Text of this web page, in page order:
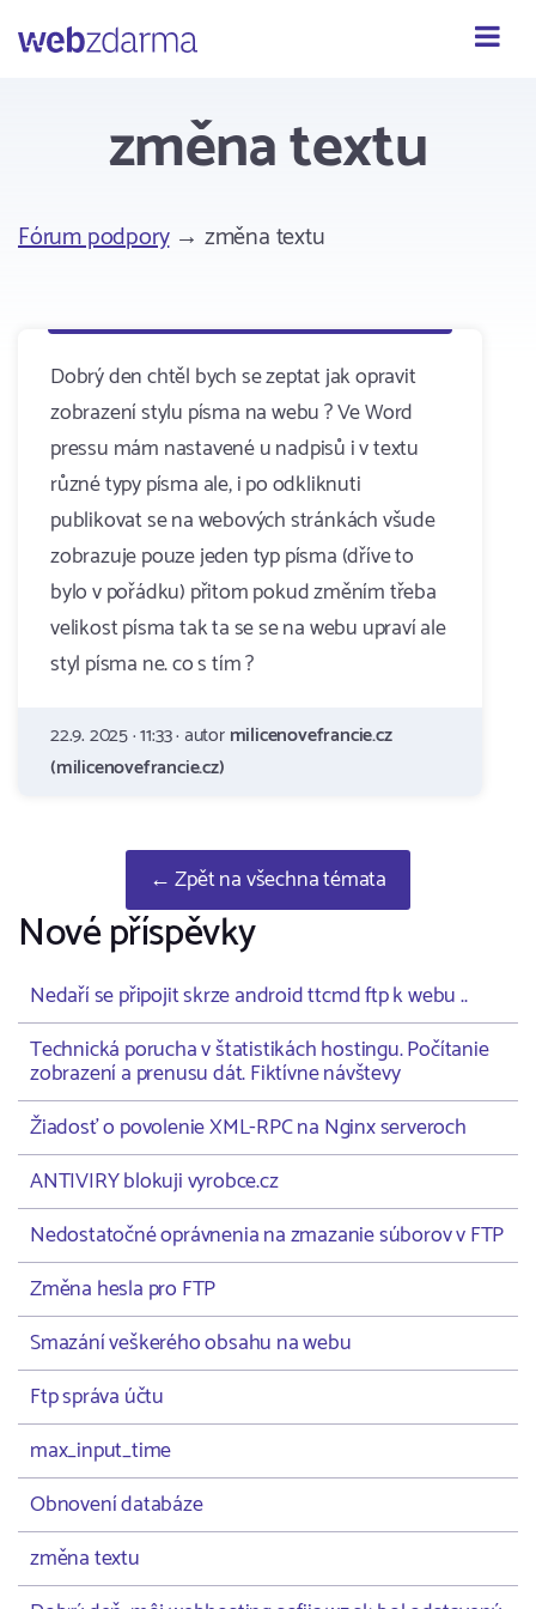
Webzdarma
změna textu
Fórum podpory→ změna textu
Dobrý den chtěl bych se zeptat jak opravit
zobrazení stylu písma na webu ? Ve Word
pressu mám nastavené u nadpisů i v textu
různé typy písma ale, i po odkliknuti
publikovat se na webových stránkách všude
zobrazuje pouze jeden typ písma (dříve to
bylo v pořádku) přitom pokud změním třeba
velikost písma tak ta se se na webu upraví ale
styl písma ne. co s tím ?
22.9. 2025 · 11:33 · autormilicenovefrancie.cz
(milicenovefrancie.cz)
← Zpět na všechna témata
Nové příspěvky
Nedaří se připojit skrze android ttcmd ftp k webu ..
Technická porucha v štatistikách hostingu. Počítanie
zobrazení a prenusu dát. Fiktívne návštevy
Žiadosť o povolenie XML-RPC na Nginx serveroch
ANTIVIRY blokuji vyrobce.cz
Nedostatočné oprávnenia na zmazanie súborov v FTP
Změna hesla pro FTP
Smazání veškerého obsahu na webu
Ftp správa účtu
max_input_time
Obnovení databáze
změna textu